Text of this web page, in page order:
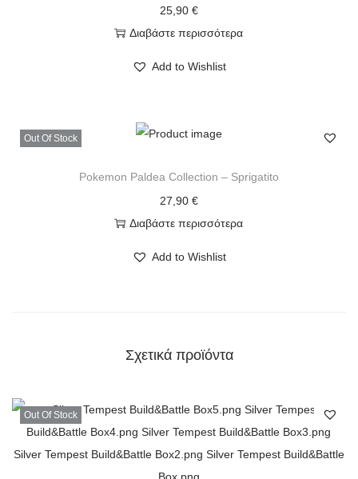
25,90 €
Διαβάστε περισσότερα
Add to Wishlist
Out Of Stock
Pokemon Paldea Collection – Sprigatito
27,90 €
Διαβάστε περισσότερα
Add to Wishlist
Σχετικά προϊόντα
Out Of Stock